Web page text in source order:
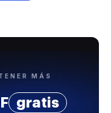
MÁS
gratis